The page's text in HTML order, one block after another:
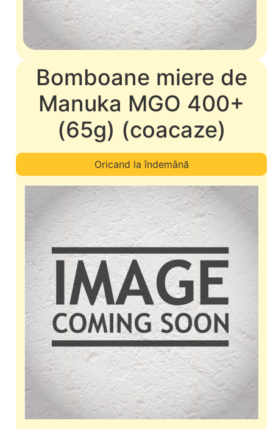
Bomboane miere de
Manuka MGO 400+
(65g) (coacaze)
Oricand la îndemână